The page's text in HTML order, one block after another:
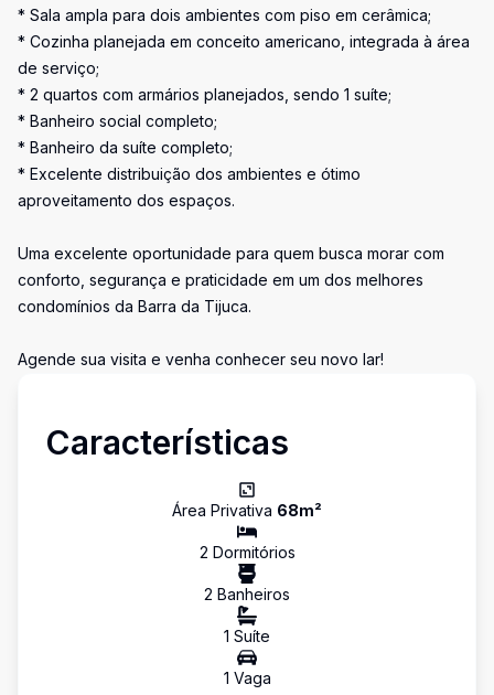
* Sala ampla para dois ambientes com piso em cerâmica;
* Cozinha planejada em conceito americano, integrada à área
de serviço;
* 2 quartos com armários planejados, sendo 1 suíte;
* Banheiro social completo;
* Banheiro da suíte completo;
* Excelente distribuição dos ambientes e ótimo
aproveitamento dos espaços.
Uma excelente oportunidade para quem busca morar com
conforto, segurança e praticidade em um dos melhores
condomínios da Barra da Tijuca.
Agende sua visita e venha conhecer seu novo lar!
Características
Área Privativa 68m²
2 Dormitórios
2 Banheiros
1 Suíte
1 Vaga